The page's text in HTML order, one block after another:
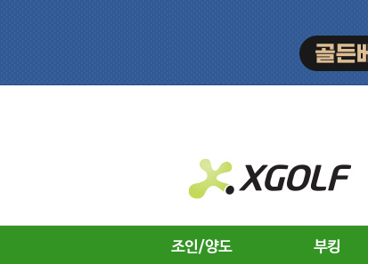
조인/양도 부킹